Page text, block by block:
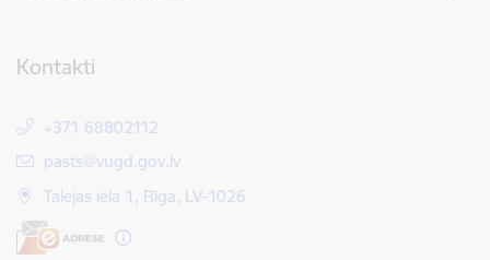
Kontakti
+371 68802112
E-pasts:
pasts@vugd.gov.lv
Talejas iela 1, Rīga, LV-1026